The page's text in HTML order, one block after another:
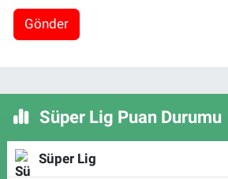
Gönder
Süper Lig Puan Durumu
Süper Lig